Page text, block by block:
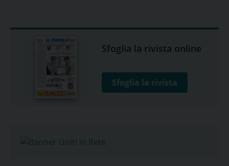
Sfoglia la rivista online
Sfoglia la rivista